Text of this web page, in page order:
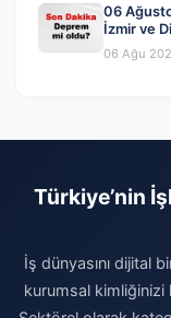
06
İzmir ve
06 Ağu
Türkiye’nin
İş dünyasını dijital
kurumsal kimliğinizi